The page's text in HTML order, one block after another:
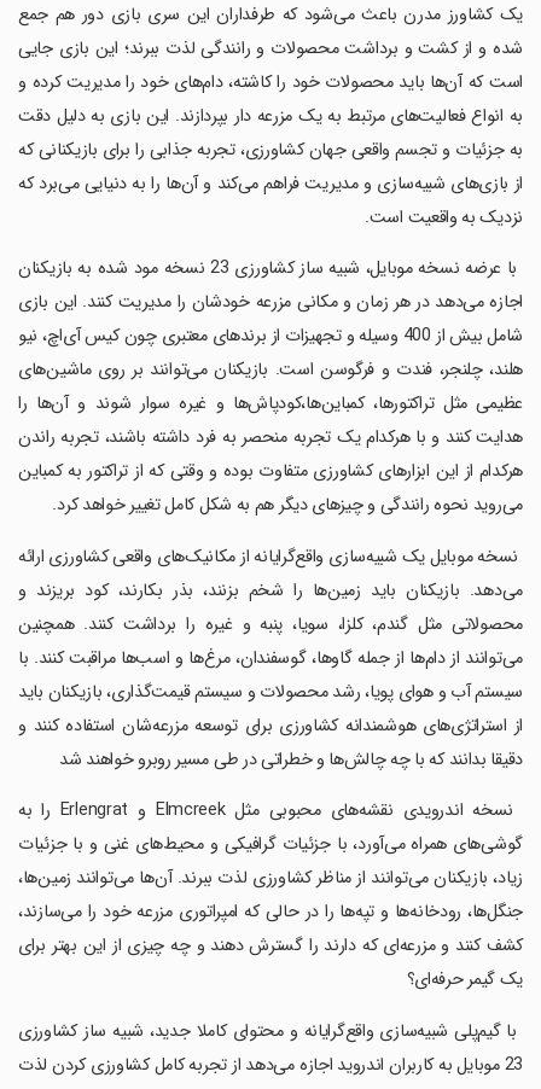
یک کشاورز مدرن باعث می‌شود که طرفداران این سری بازی دور هم جمع
شده و از کشت و برداشت محصولات و رانندگی لذت ببرند؛ این بازی جایی
است که آن‌ها باید محصولات خود را کاشته، دام‌های خود را مدیریت کرده و
به انواع فعالیت‌های مرتبط به یک مزرعه دار بپردازند. این بازی به دلیل دقت
به جزئیات و تجسم واقعی جهان کشاورزی، تجربه جذابی را برای بازیکنانی که
از بازی‌های شبیه‌سازی و مدیریت فراهم می‌کند و آن‌ها را به دنیایی می‌برد که
نزدیک به واقعیت است.
‏ با عرضه نسخه موبایل، شبیه ساز کشاورزی 23 نسخه مود شده به بازیکنان
اجازه می‌دهد در هر زمان و مکانی مزرعه خودشان را مدیریت کنند. این بازی
شامل بیش از 400 وسیله و تجهیزات از برندهای معتبری چون کیس آی‌اچ، نیو
هلند، چلنجر، فندت و فرگوسن است. بازیکنان می‌توانند بر روی ماشین‌های
عظیمی مثل تراکتورها، کمباین‌ها،کودپاش‌ها و غیره سوار شوند و آن‌ها را
هدایت کنند و با هرکدام یک تجربه منحصر به فرد داشته باشند، تجربه راندن
هرکدام از این ابزارهای کشاورزی متفاوت بوده و وقتی که از تراکتور به کمباین
می‌روید نحوه رانندگی و چیزهای دیگر هم به شکل کامل تغییر خواهد کرد.
‏ نسخه موبایل یک شبیه‌سازی واقع‌گرایانه از مکانیک‌های واقعی کشاورزی ارائه
می‌دهد. بازیکنان باید زمین‌ها را شخم بزنند، بذر بکارند، کود بریزند و
محصولاتی مثل گندم، کلزا، سویا، پنبه و غیره را برداشت کنند. همچنین
می‌توانند از دام‌ها از جمله گاوها، گوسفندان، مرغ‌ها و اسب‌ها مراقبت کنند. با
سیستم آب و هوای پویا، رشد محصولات و سیستم قیمت‌گذاری، بازیکنان باید
از استراتژی‌های هوشمندانه کشاورزی برای توسعه مزرعه‌شان استفاده کنند و
دقیقا بدانند که با چه چالش‌ها و خطراتی در طی مسیر روبرو خواهند شد
‏ نسخه اندرویدی نقشه‌های محبوبی مثل Elmcreek و Erlengrat را به
گوشی‌های همراه می‌آورد، با جزئیات گرافیکی و محیط‌های غنی و با جزئیات
زیاد، بازیکنان می‌توانند از مناظر کشاورزی لذت ببرند. آن‌ها می‌توانند زمین‌ها،
جنگل‌ها، رودخانه‌ها و تپه‌ها را در حالی که امپراتوری مزرعه خود را می‌سازند،
کشف کنند و مزرعه‌ای که دارند را گسترش دهند و چه چیزی از این بهتر برای
یک گیمر حرفه‌ای؟
‏ با گیم‌پلی شبیه‌سازی واقع‌گرایانه و محتوای کاملا جدید، شبیه ساز کشاورزی
23 موبایل به کاربران اندروید اجازه می‌دهد از تجربه کامل کشاورزی کردن لذت